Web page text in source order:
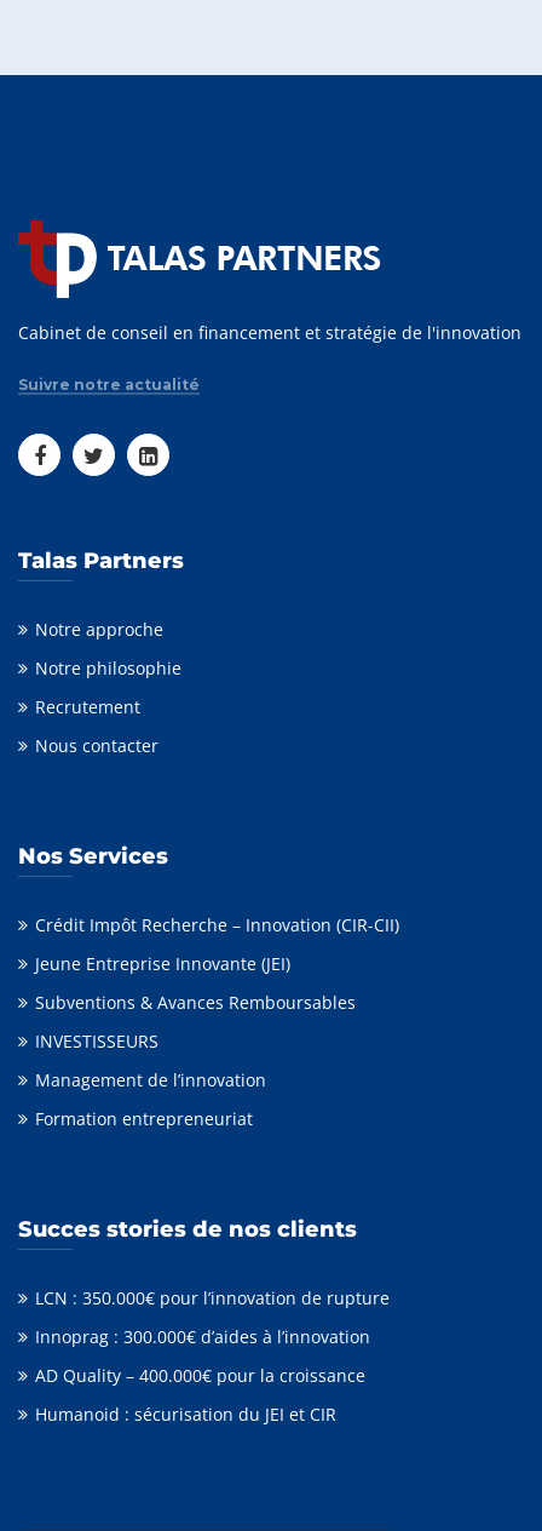
Cabinet de conseil en financement et stratégie de l'innovation
Suivre notre actualité
Talas Partners
Notre approche
Notre philosophie
Recrutement
Nous contacter
Nos Services
Crédit Impôt Recherche – Innovation (CIR-CII)
Jeune Entreprise Innovante (JEI)
Subventions & Avances Remboursables
INVESTISSEURS
Management de l’innovation
Formation entrepreneuriat
Succes stories de nos clients
LCN : 350.000€ pour l’innovation de rupture
Innoprag : 300.000€ d’aides à l’innovation
AD Quality – 400.000€ pour la croissance
Humanoid : sécurisation du JEI et CIR